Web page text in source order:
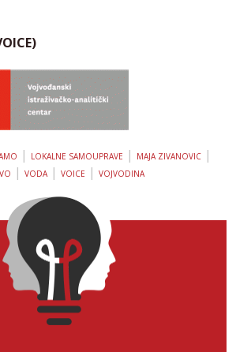
| LOKALNE SAMOUPRAVE | MAJA ZIVANOVIC|
| VODA| VOICE | VOJVODINA